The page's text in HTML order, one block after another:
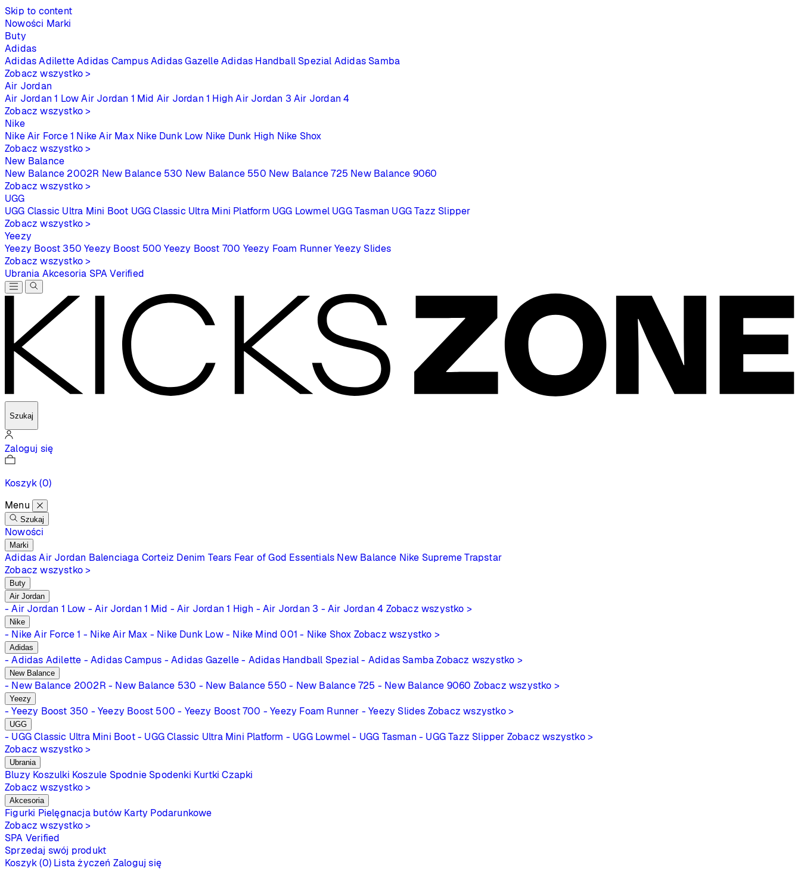
Skip to content
Nowości Marki
Buty
Adidas
Adidas Adilette Adidas Campus Adidas Gazelle Adidas Handball Spezial Adidas Samba
Zobacz wszystko >
Air Jordan
Air Jordan 1 Low Air Jordan 1 Mid Air Jordan 1 High Air Jordan 3 Air Jordan 4
Zobacz wszystko >
Nike
Nike Air Force 1 Nike Air Max Nike Dunk Low Nike Dunk High Nike Shox
Zobacz wszystko >
New Balance
New Balance 2002R New Balance 530 New Balance 550 New Balance 725 New Balance 9060
Zobacz wszystko >
UGG
UGG Classic Ultra Mini Boot UGG Classic Ultra Mini Platform UGG Lowmel UGG Tasman UGG Tazz Slipper
Zobacz wszystko >
Yeezy
Yeezy Boost 350 Yeezy Boost 500 Yeezy Boost 700 Yeezy Foam Runner Yeezy Slides
Zobacz wszystko >
Ubrania Akcesoria SPAVerified
Szukaj
Zaloguj się
Koszyk(0)
Menu
Szukaj
Nowości
Marki
Adidas Air Jordan Balenciaga Corteiz Denim Tears Fear of God Essentials New Balance Nike Supreme Trapstar
Zobacz wszystko >
Buty
Air Jordan
- Air Jordan 1 Low - Air Jordan 1 Mid - Air Jordan 1 High - Air Jordan 3 - Air Jordan 4 Zobacz wszystko >
Nike
- Nike Air Force 1 - Nike Air Max - Nike Dunk Low - Nike Mind 001 - Nike Shox Zobacz wszystko >
Adidas
- Adidas Adilette - Adidas Campus - Adidas Gazelle - Adidas Handball Spezial - Adidas Samba Zobacz wszystko >
New Balance
- New Balance 2002R - New Balance 530 - New Balance 550 - New Balance 725 - New Balance 9060 Zobacz wszystko >
Yeezy
- Yeezy Boost 350 - Yeezy Boost 500 - Yeezy Boost 700 - Yeezy Foam Runner - Yeezy Slides Zobacz wszystko >
UGG
- UGG Classic Ultra Mini Boot - UGG Classic Ultra Mini Platform - UGG Lowmel - UGG Tasman - UGG Tazz Slipper Zobacz wszystko >
Zobacz wszystko >
Ubrania
Bluzy Koszulki Koszule Spodnie Spodenki Kurtki Czapki
Zobacz wszystko >
Akcesoria
Figurki Pielęgnacja butów Karty Podarunkowe
Zobacz wszystko >
SPA Verified
Sprzedaj swój produkt
Koszyk (0) Lista życzeń Zaloguj się